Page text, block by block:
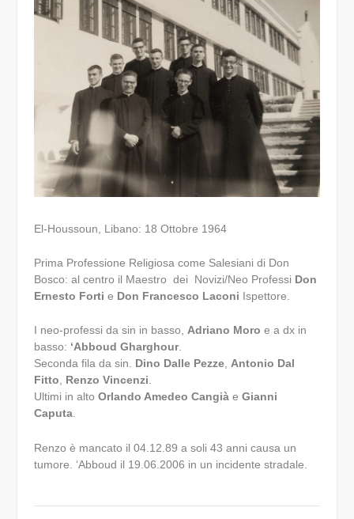
El-Houssoun, Libano: 18 Ottobre 1964
Prima Professione Religiosa come Salesiani di Don
Bosco: al centro il Maestro dei Novizi/Neo Professi Don
Ernesto Forti e Don Francesco Laconi Ispettore.
I neo-professi da sin in basso, Adriano Moro e a dx in
basso: ‘Abboud Gharghour.
Seconda fila da sin. Dino Dalle Pezze, Antonio Dal
Fitto, Renzo Vincenzi.
Ultimi in alto Orlando Amedeo Cangiàe Gianni
Caputa.
Renzo è mancato il 04.12.89 a soli 43 anni causa un
tumore. ‘Abboud il 19.06.2006 in un incidente stradale.